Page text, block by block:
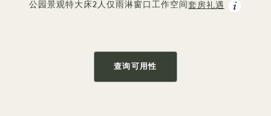
公园景观特大床2人仅雨淋窗口 工作空间 套房礼遇
查询可用性